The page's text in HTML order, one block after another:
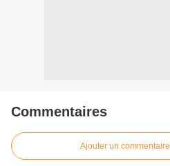
Commentaires
Ajouter un commentaire